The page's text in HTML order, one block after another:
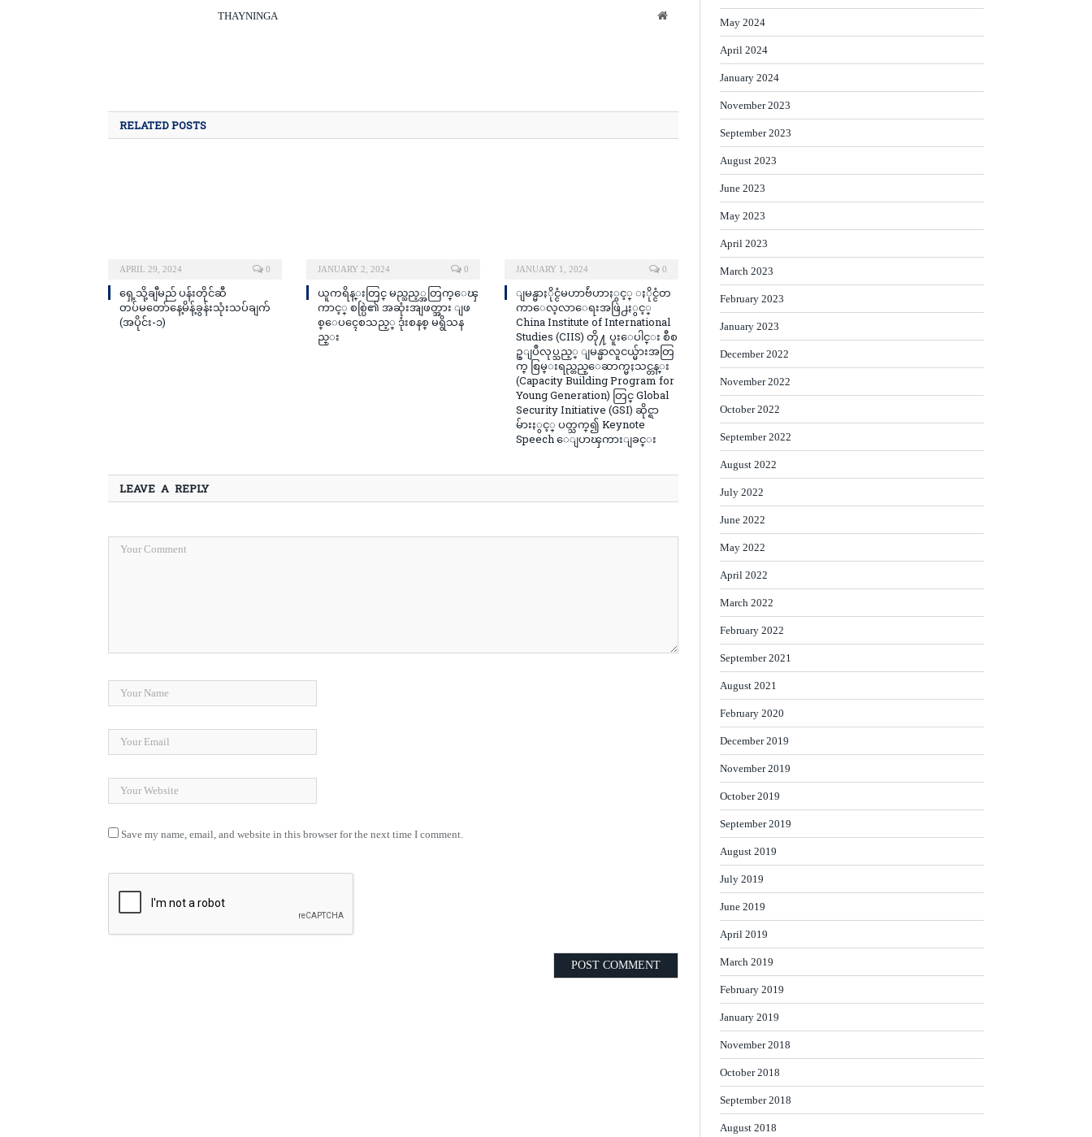
THAYNINGA Website
RELATED POSTS
APRIL 29, 2024 0
ရှေ့သို့ချီမည် ပန်းတိုင်ဆီ
တပ်မတော်နေ့မိန့်ခွန်းသုံးသပ်ချက်
(အပိုင်း-၁)
JANUARY 2, 2024 0
ယူကရိန္းတြင္ မည္သည့္အတြက္ေၾ
ကာင့္ စစ္ပြဲ၏ အဆုံးအျဖတ္အား ျဖ
စ္ေပၚေစသည့္ ဒုံးစနစ္ မရွိသန
ည္း
JANUARY 1, 2024 0
ျမန္မာႏိုင္ငံမဟာဗ်ဴဟာႏွင့္ ႏိုင္ငံတ
ကာေလ့လာေရးအဖြဲ႕ႏွင့္
China Institute of International
Studies (CIIS) တို႔ ပူးေပါင္း စီစ
ဥ္ျပဳလုပ္သည့္ ျမန္မာလူငယ္မ်ားအတြ
က္ စြမ္းရည္တည္ေဆာက္မႈသင္တန္း
(Capacity Building Program for
Young Generation) တြင္ Global
Security Initiative (GSI) ဆိုင္ရာ
မ်ားႏွင့္ ပတ္သက္၍ Keynote
Speech ေျပာၾကားျခင္း
LEAVE A REPLY
Save my name, email, and website in this browser for the next time I comment.
May 2024
April 2024
January 2024
November 2023
September 2023
August 2023
June 2023
May 2023
April 2023
March 2023
February 2023
January 2023
December 2022
November 2022
October 2022
September 2022
August 2022
July 2022
June 2022
May 2022
April 2022
March 2022
February 2022
September 2021
August 2021
February 2020
December 2019
November 2019
October 2019
September 2019
August 2019
July 2019
June 2019
April 2019
March 2019
February 2019
January 2019
November 2018
October 2018
September 2018
August 2018